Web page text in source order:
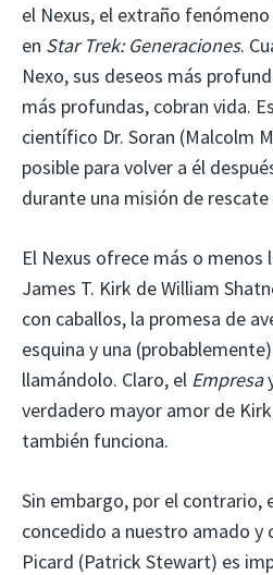
el Nexus, el extraño
en Star Trek: Generaciones.
Nexo, sus deseos más
más profundas, cobran vida.
científico Dr. Soran (Malcolm
posible para volver a él
durante una misión de
El Nexus ofrece más o menos
James T. Kirk de William
con caballos, la promesa de
esquina y una
llamándolo. Claro, el Empresa
verdadero mayor amor de
también funciona.
Sin embargo, por el contrario,
concedido a nuestro amado y
Picard (Patrick Stewart) es